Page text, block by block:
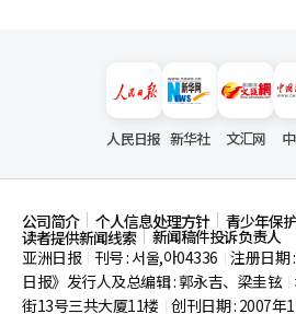
人民日报 新华社 文汇网
公司简介 个人信息处理方针 青少年保
读者提供新闻线索
新闻稿件投诉负责人
亚洲日报
刊号 : 서울,아04336 注册日期
日报》发行人及总编辑 : 郭永吉、梁圭铉
街13号三共大厦11楼 创刊日期 : 2007年